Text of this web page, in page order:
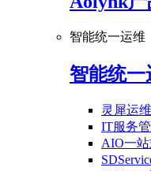
智能统一运维
智能统一
灵犀运
IT服务
AIO一